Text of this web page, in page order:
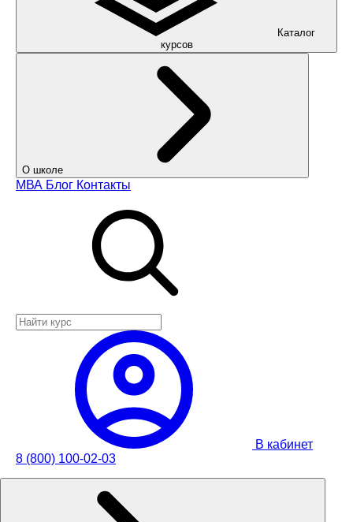
Каталог
курсов
О школе
МВА Блог Контакты
В кабинет
8 (800) 100-02-03